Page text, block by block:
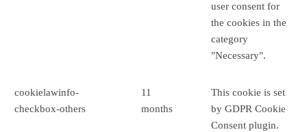
user consent for
the cookies in the
category
"Necessary".
cookielawinfo-
checkbox-others
11
months
This cookie is set
by GDPR Cookie
Consent plugin.